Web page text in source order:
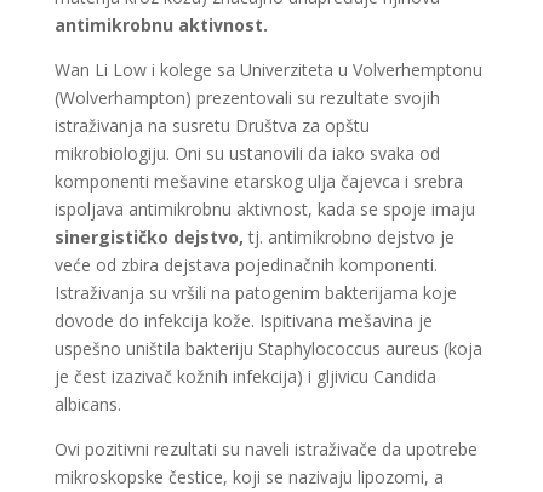
antimikrobnu aktivnost.
Wan Li Low i kolege sa Univerziteta u Volverhemptonu
(Wolverhampton) prezentovali su rezultate svojih
istraživanja na susretu Društva za opštu
mikrobiologiju. Oni su ustanovili da iako svaka od
komponenti mešavine etarskog ulja čajevca i srebra
ispoljava antimikrobnu aktivnost, kada se spoje imaju
sinergističko dejstvo, tj. antimikrobno dejstvo je
veće od zbira dejstava pojedinačnih komponenti.
Istraživanja su vršili na patogenim bakterijama koje
dovode do infekcija kože. Ispitivana mešavina je
uspešno uništila bakteriju Staphylococcus aureus (koja
je čest izazivač kožnih infekcija) i gljivicu Candida
albicans.
Ovi pozitivni rezultati su naveli istraživače da upotrebe
mikroskopske čestice, koji se nazivaju lipozomi, a